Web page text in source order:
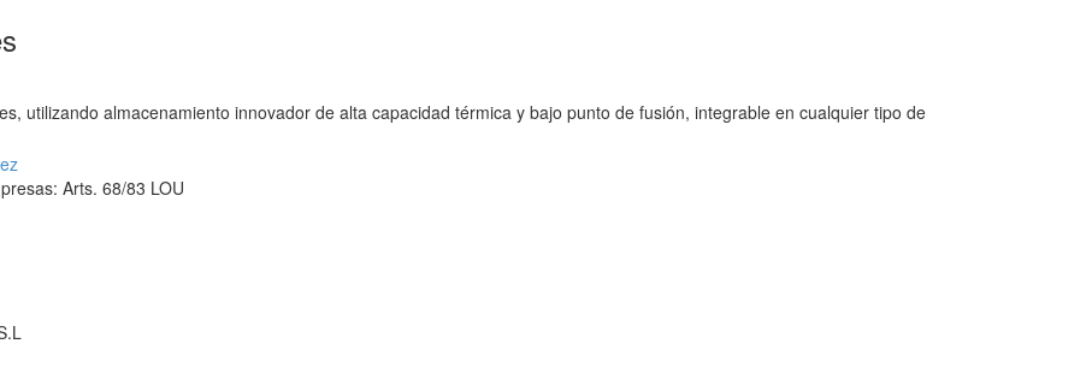
utilizando almacenamiento innovador de alta capacidad térmica y bajo punto de fusión, integrable en cualquier tipo de
Arts. 68/83 LOU